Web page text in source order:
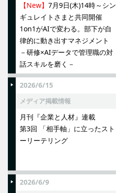
【New】 7月9日(木)14時～シン
ギュレイトさまと共同開催
1on1がAIで変わる。部下が自
律的に動き出すマネジメント
－研修×AIデータで管理職の対
話スキルを磨く－
2026/6/15
メディア掲載情報
月刊『企業と人材』連載
第3回 「相手軸」に立ったスト
ーリーテリング
2026/6/9